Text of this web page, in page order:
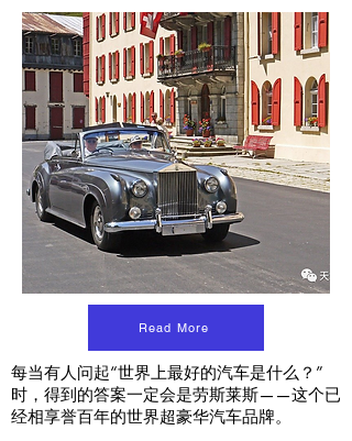
Read More
每当有人问起“世界上最好的汽车是什么？”
时，得到的答案一定会是劳斯莱斯——这个已
经相享誉百年的世界超豪华汽车品牌。